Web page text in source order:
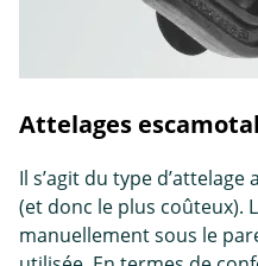
Attelages
Il s’agit du type
(et donc le plus coûteux).
manuellement sous le